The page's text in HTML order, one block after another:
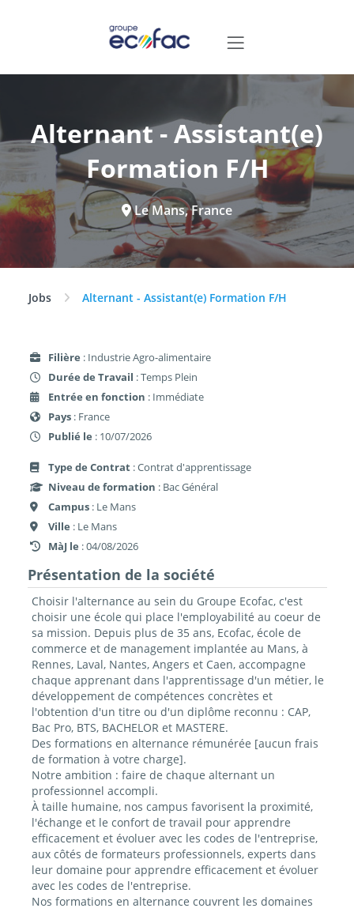
Alternant - Assistant(e)
Formation F/H
Le Mans, France
Jobs Alternant - Assistant(e) Formation F/H
Filière : Industrie Agro-alimentaire
Durée de Travail : Temps Plein
Entrée en fonction : Immédiate
Pays : France
Publié le : 10/07/2026
Type de Contrat : Contrat d'apprentissage
Niveau de formation : Bac Général
Campus : Le Mans
Ville : Le Mans
MàJ le : 04/08/2026
Présentation de la société
Choisir l'alternance au sein du Groupe Ecofac, c'est
choisir une école qui place l'employabilité au coeur de
sa mission. Depuis plus de 35 ans, Ecofac, école de
commerce et de management implantée au Mans, à
Rennes, Laval, Nantes, Angers et Caen, accompagne
chaque apprenant dans l'apprentissage d'un métier, le
développement de compétences concrètes et
l'obtention d'un titre ou d'un diplôme reconnu : CAP,
Bac Pro, BTS, BACHELOR et MASTERE.
Des formations en alternance rémunérée [aucun frais
de formation à votre charge].
Notre ambition : faire de chaque alternant un
professionnel accompli.
À taille humaine, nos campus favorisent la proximité,
l'échange et le confort de travail pour apprendre
efficacement et évoluer avec les codes de l'entreprise,
aux côtés de formateurs professionnels, experts dans
leur domaine pour apprendre efficacement et évoluer
avec les codes de l'entreprise.
Nos formations en alternance couvrent les domaines